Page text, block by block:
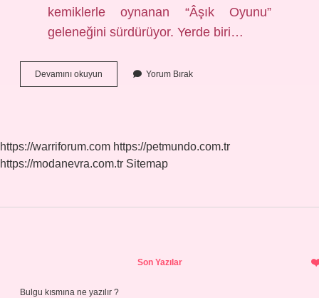
kemiklerle oynanan “Âşık Oyunu”
geleneğini sürdürüyor. Yerde biri…
Devamını okuyun
Oyunu
Yorum Bırak
https://warriforum.com https://petmundo.com.tr
https://modanevra.com.tr Sitemap
Son Yazılar
Bulgu kısmına ne yazılır ?